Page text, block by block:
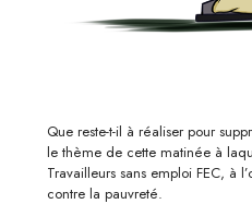
Que reste-t-il à réaliser pour
le thème de cette matinée à
Travailleurs sans emploi FEC, à
contre la pauvreté.